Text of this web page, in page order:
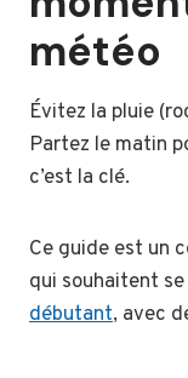
météo
Évitez la pluie
Partez le matin
c’est la clé.
Ce guide est un
qui souhaitent
débutant, avec